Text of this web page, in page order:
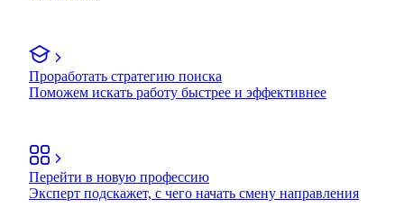
Проработать стратегию поиска
Поможем искать работу быстрее и эффективнее
Перейти в новую профессию
Эксперт подскажет, с чего начать смену направления